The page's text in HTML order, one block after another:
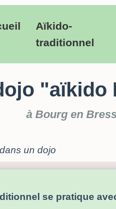
Aïkido-
traditionnel
"aïkido
à Bourg en
un dojo
se pratique